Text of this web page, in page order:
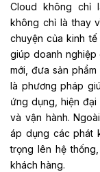
Cloud không chỉ
không chỉ là thay
chuyện của kinh
giúp doanh
mới, đưa sản
là phương pháp
ứng dụng, hiện
và vận hành.
áp dụng các phát
trọng lên hệ
khách hàng.